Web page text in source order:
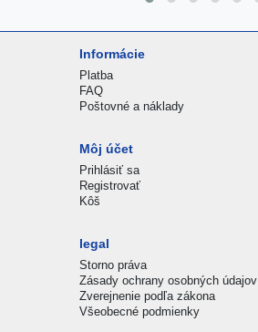
Informácie
Platba
FAQ
Poštovné a náklady
Môj účet
Prihlásiť sa
Registrovať
Kôš
legal
Storno práva
Zásady ochrany osobných údajov
Zverejnenie podľa zákona
Všeobecné podmienky